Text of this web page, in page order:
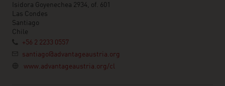
Isidora Goyenechea 2934, of. 601
Las Condes
Santiago
Chile
+56 2 2233 0557
santiago@advantageaustria.org
www.advantageaustria.org/cl